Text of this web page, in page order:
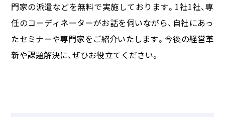
門家の派遣などを無料で実施しております。1社1社、専
任のコーディネーターがお話を伺いながら、自社にあっ
たセミナーや専門家をご紹介いたします。今後の経営革
新や課題解決に、ぜひお役立てください。